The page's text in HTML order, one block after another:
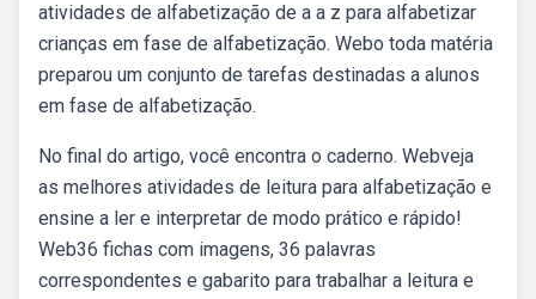
atividades de alfabetização de a a z para alfabetizar
crianças em fase de alfabetização. Webo toda matéria
preparou um conjunto de tarefas destinadas a alunos
em fase de alfabetização.
No final do artigo, você encontra o caderno. Webveja
as melhores atividades de leitura para alfabetização e
ensine a ler e interpretar de modo prático e rápido!
Web36 fichas com imagens, 36 palavras
correspondentes e gabarito para trabalhar a leitura e